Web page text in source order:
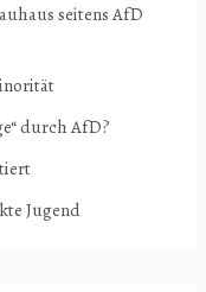
seitens AfD
durch AfD?
Jugend